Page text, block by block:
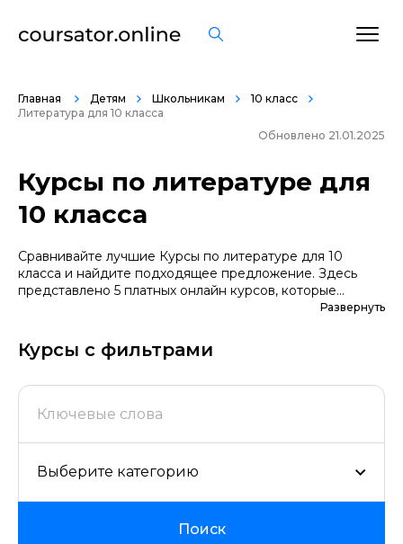
Главная Детям Школьникам
10 класс
Литература для 10 класса
Обновлено 21.01.2025
Курсы по литературе для
10 класса
Сравнивайте лучшие Курсы по литературе для 10
класса и найдите подходящее предложение. Здесь
представлено 5 платных онлайн курсов, которые
помогут вам стать грамотными специалистами. А если
попробуйте бесплатные варианты. Большой выбор
обучающих программ по цене, продолжительности,
поддерживаем информацию о всех курсах
проверенных школ в актуальном состоянии.
Развернуть
Курсы с фильтрами
Выберите категорию
Поиск